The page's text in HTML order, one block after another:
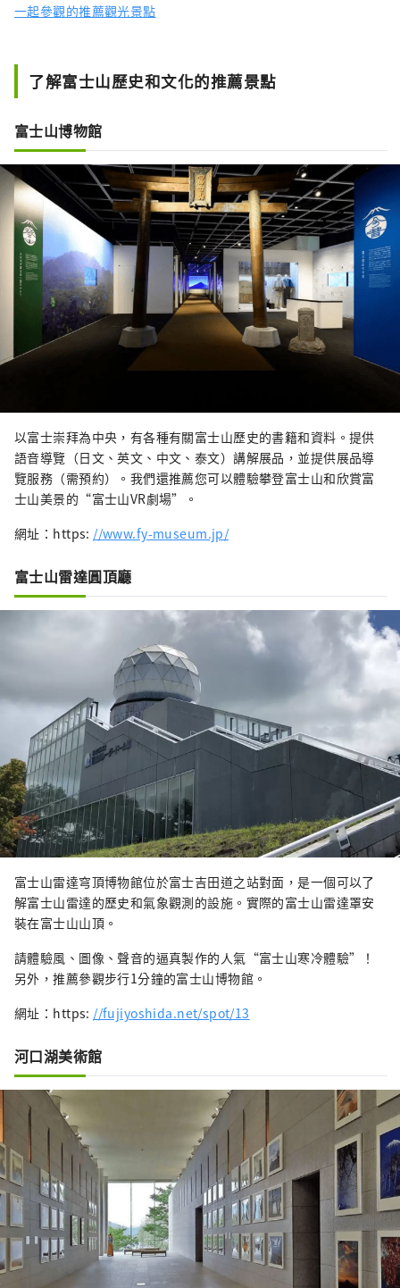
一起參觀的推薦觀光景點
了解富士山歷史和文化的推薦景點
富士山博物館
以富士崇拜為中央，有各種有關富士山歷史的書籍和資料。提供
語音導覽（日文、英文、中文、泰文）講解展品，並提供展品導
覽服務（需預約）。我們還推薦您可以體驗攀登富士山和欣賞富
士山美景的“富士山VR劇場”。
網址：https: //www.fy-museum.jp/
富士山雷達圓頂廳
富士山雷達穹頂博物館位於富士吉田道之站對面，是一個可以了
解富士山雷達的歷史和氣象觀測的設施。實際的富士山雷達罩安
裝在富士山山頂。
請體驗風、圖像、聲音的逼真製作的人氣“富士山寒冷體驗”！
另外，推薦參觀步行1分鐘的富士山博物館。
網址：https: //fujiyoshida.net/spot/13
河口湖美術館